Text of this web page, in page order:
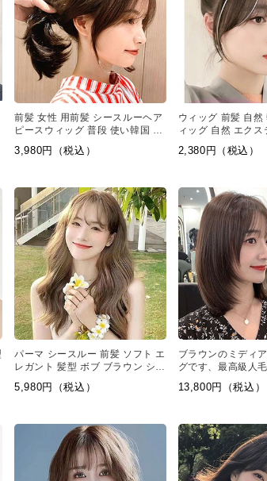
前髪 女性 用前髪 シースルーヘア
ピースウィッグ 普段 使い韓国 ヘ
3,980円（税込）
ウィッグ 前髪 自然
ィッグ 自然 エクス
2,380円（税込）
パーマ シースルー 前髪 ソフト エ
レガント 髪型 ボブ ブラウン シュ
5,980円（税込）
ブラウンのミディ
グです、最高級人
フレームで、ほど
13,800円（税込）